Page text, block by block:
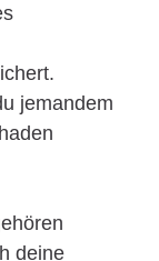
jemandem
deine